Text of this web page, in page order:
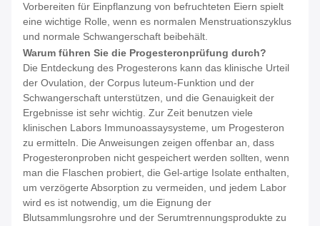
Vorbereiten für Einpflanzung von befruchteten Eiern spielt
eine wichtige Rolle, wenn es normalen Menstruationszyklus
und normale Schwangerschaft beibehält.
Warum führen Sie die Progesteronprüfung durch?
Die Entdeckung des Progesterons kann das klinische Urteil
der Ovulation, der Corpus luteum-Funktion und der
Schwangerschaft unterstützen, und die Genauigkeit der
Ergebnisse ist sehr wichtig. Zur Zeit benutzen viele
klinischen Labors Immunoassaysysteme, um Progesteron
zu ermitteln. Die Anweisungen zeigen offenbar an, dass
Progesteronproben nicht gespeichert werden sollten, wenn
man die Flaschen probiert, die Gel-artige Isolate enthalten,
um verzögerte Absorption zu vermeiden, und jedem Labor
wird es ist notwendig, um die Eignung der
Blutsammlungsrohre und der Serumtrennungsprodukte zu